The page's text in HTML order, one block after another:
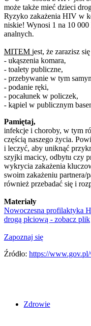
może także mieć dzieci
Ryzyko zakażenia HIV w
niskie! Wynosi 1 na 10
analnych.
MITEM jest, że zarazisz
- ukąszenia komara,
- toalety publiczne,
- przebywanie w tym
- podanie ręki,
- pocałunek w policzek,
- kąpiel w publicznym
Pamiętaj,
infekcje i choroby, w tym
częścią naszego życia.
i leczyć, aby uniknąć
szyjki macicy, odbytu czy
wykrycia zakażenia
swoim zakażeniu partnera/
również przebadać się i
Materiały
Nowoczesna profilaktyka
drogą płciową - zobacz plik
Zapoznaj się
Źródło: https://
Zdrowie